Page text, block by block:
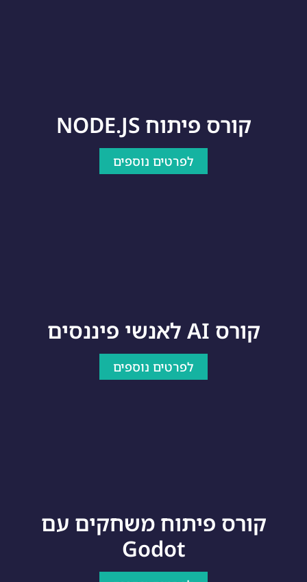
קורס פיתוח NODE.JS
לפרטים נוספים
קורס AI לאנשי פיננסים
לפרטים נוספים
קורס פיתוח משחקים עם
Godot